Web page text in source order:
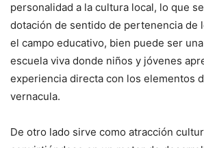
personalidad a la cultura local, lo que
dotación de sentido de pertenencia de
el campo educativo, bien puede ser
escuela viva donde niños y jóvenes
experiencia directa con los elementos
vernacula.
De otro lado sirve como atracción